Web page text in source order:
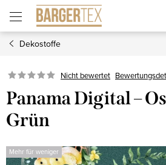
Inhalt
springen
Dekostoffe
Nicht bewertet
Panama Digital –
Grün
Mehr für weniger